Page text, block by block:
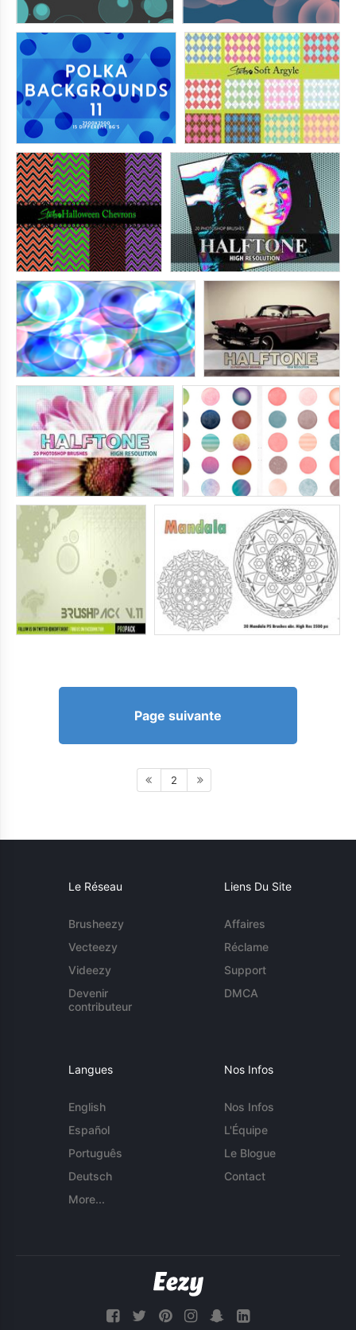
Page suivante
2
Le Réseau
Brusheezy
Vecteezy
Videezy
Devenir
contributeur
Liens Du Site
Affaires
Réclame
Support
DMCA
Langues
English
Español
Português
Deutsch
More...
Nos Infos
Nos Infos
L'Équipe
Le Blogue
Contact